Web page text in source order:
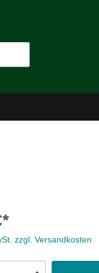
zzgl. Versandkosten